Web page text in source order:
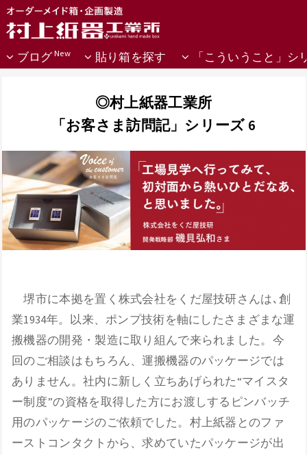
貼り箱を探す 「こういうこと」シ
ブログ
◎村上紙器工業所
「お客さま訪問記」シリーズ 6
堺市に本拠を置く株式会社をくだ屋技研さんは､創
業1934年。以来、ポンプ技術を軸にしたさまざまな運
搬機器の開発・製造に取り組んで来られました。今
回のご相談はもちろん、運搬機器のパッケージでは
ありません。社内に新しく立ちあげられた“マイスタ
ー制度”の資格を取得した方にお渡しするピンバッチ
用のパッケージのご依頼でした。村上紙器とのファ
ーストコンタクトから、求めていたパッケージが出